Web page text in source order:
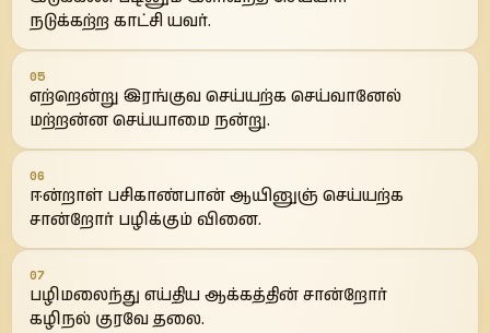
நடுக்கற்ற காட்சி யவர்.
05
எற்றென்று இரங்குவ செய்யற்க செய்வானேல்
மற்றன்ன செய்யாமை நன்று.
06
ஈன்றாள் பசிகாண்பான் ஆயினுஞ் செய்யற்க
சான்றோர் பழிக்கும் வினை.
07
பழிமலைந்து எய்திய ஆக்கத்தின் சான்றோர்
கழிநல் குரவே தலை.